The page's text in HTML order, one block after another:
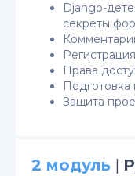
Django-
секреты
Права
Подготовка
Защита
2 модуль |